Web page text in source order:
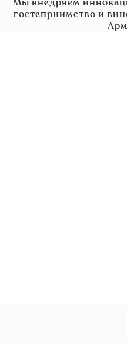
гостеприимство и